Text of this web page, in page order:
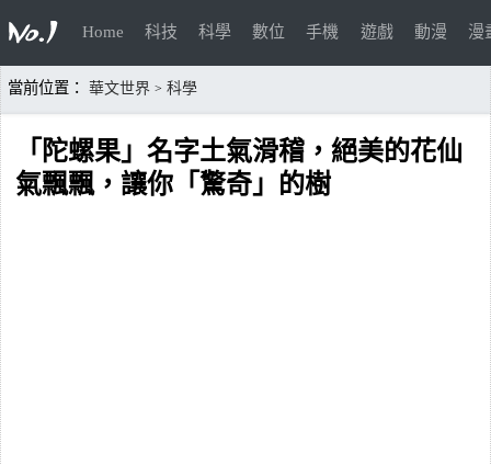
Home 科技 科學 數位 手機 遊戲 動漫 漫
當前位置： 華文世界 > 科學
「陀螺果」名字土氣滑稽，絕美的花仙
氣飄飄，讓你「驚奇」的樹